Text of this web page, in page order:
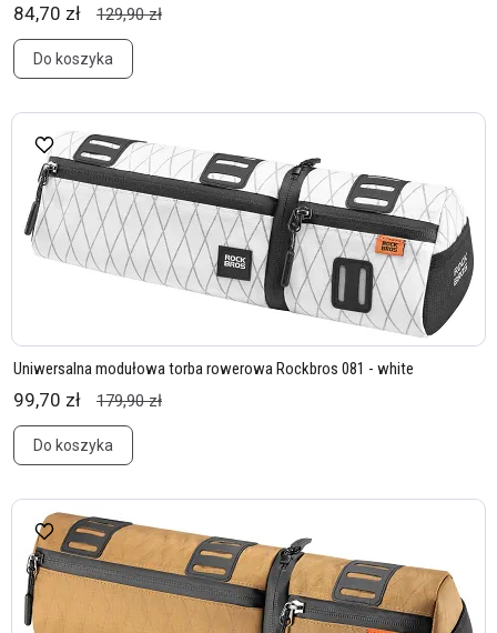
84,70 zł 129,90 zł
Do koszyka
Uniwersalna modułowa torba rowerowa Rockbros 081 - white
99,70 zł 179,90 zł
Do koszyka